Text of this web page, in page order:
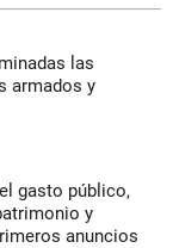
las
armados y
gasto público,
y
anuncios